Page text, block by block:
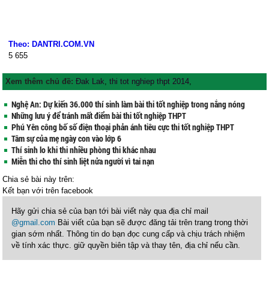
Theo: DANTRI.COM.VN
5 655
Xem thêm chủ đề:Đak Lak,thi tot nghiep thpt 2014,
Nghệ An: Dự kiến 36.000 thí sinh làm bài thi tốt nghiệp trong nắng nóng
Những lưu ý để tránh mất điểm bài thi tốt nghiệp THPT
Phú Yên công bố số điện thoại phản ánh tiêu cực thi tốt nghiệp THPT
Tâm sự của mẹ ngày con vào lớp 6
Thí sinh lo khi thi nhiều phòng thi khác nhau
Miễn thi cho thí sinh liệt nửa người vì tai nạn
Chia sẻ bài này trên:
Kết bạn vớitrên facebook
Hãy gửi chia sẻ của bạn tới bài viết này qua địa chỉ mail
@gmail.com Bài viết của bạn sẽ được đăng tải trên trang trong thời
gian sớm nhất. Thông tin do bạn đọc cung cấp và chịu trách nhiệm
về tính xác thực. giữ quyền biên tập và thay tên, địa chỉ nếu cần.